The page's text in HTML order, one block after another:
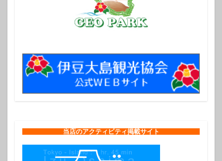
当店のアクティビティ掲載サイト